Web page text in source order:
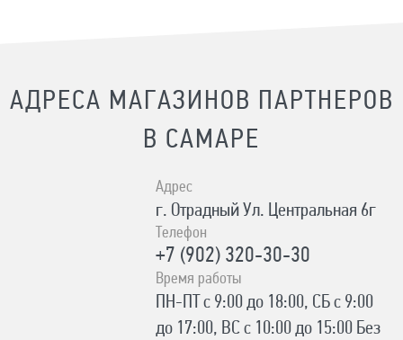
АДРЕСА МАГАЗИНОВ ПАРТНЕРОВ
В САМАРЕ
Адрес
г. Отрадный Ул. Центральная 6г
Телефон
+7 (902) 320-30-30
Время работы
ПН-ПТ с 9:00 до 18:00, СБ с 9:00
до 17:00, ВС с 10:00 до 15:00 Без